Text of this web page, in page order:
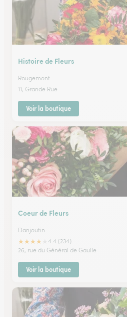
Histoire de Fleurs
Rougemont
11, Grande Rue
Voir la boutique
Coeur de Fleurs
Danjoutin
★★★★
4.4 (234)
26, rue du Général de Gaulle
Voir la boutique